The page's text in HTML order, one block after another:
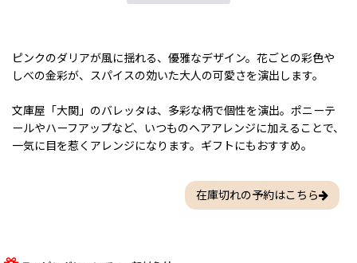
ピンクのダリアが風に揺れる、優雅なデザイン。花ごとの彩色や
しべの金彩が、スパイスの効いた大人の可愛さを演出します。
文庫屋「大関」のバレッタは、多彩な柄で個性を演出。ポニーテ
ールやハーフアップなど、いつものヘアアレンジに加えることで、
一気に目を惹くアレンジになります。ギフトにもおすすめ。
在庫切れの予約はこちら